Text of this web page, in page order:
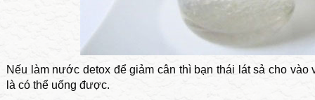
Nếu làm nước detox để giảm cân thì bạn thái lát sả cho
là có thể uống được.